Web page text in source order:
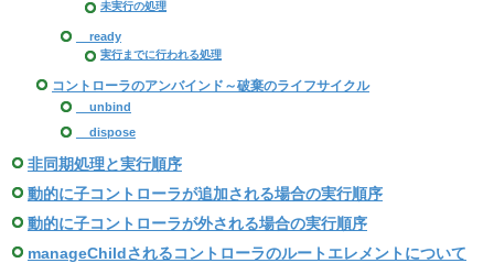
未実行の処理
__ready
実行までに行われる処理
コントローラのアンバインド～破棄のライフサイクル
__unbind
__dispose
非同期処理と実行順序
動的に子コントローラが追加される場合の実行順序
動的に子コントローラが外される場合の実行順序
manageChildされるコントローラのルートエレメントについて